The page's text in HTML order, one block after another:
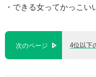
・できる女ってかっこい
次のページ 4位以下